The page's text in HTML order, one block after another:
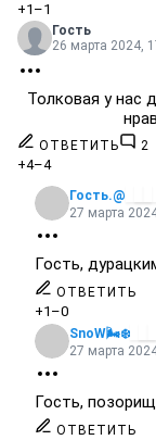
+1 –1
Гость
26 марта 2024,
Толковая у нас
ОТВЕТИТЬ 2
+4–4
Гость.@
27 марта
Гость,
ОТВЕТИТЬ
+1 –0
SnoW🌬️❄️
27 марта
Гость,
ОТВЕТИТЬ